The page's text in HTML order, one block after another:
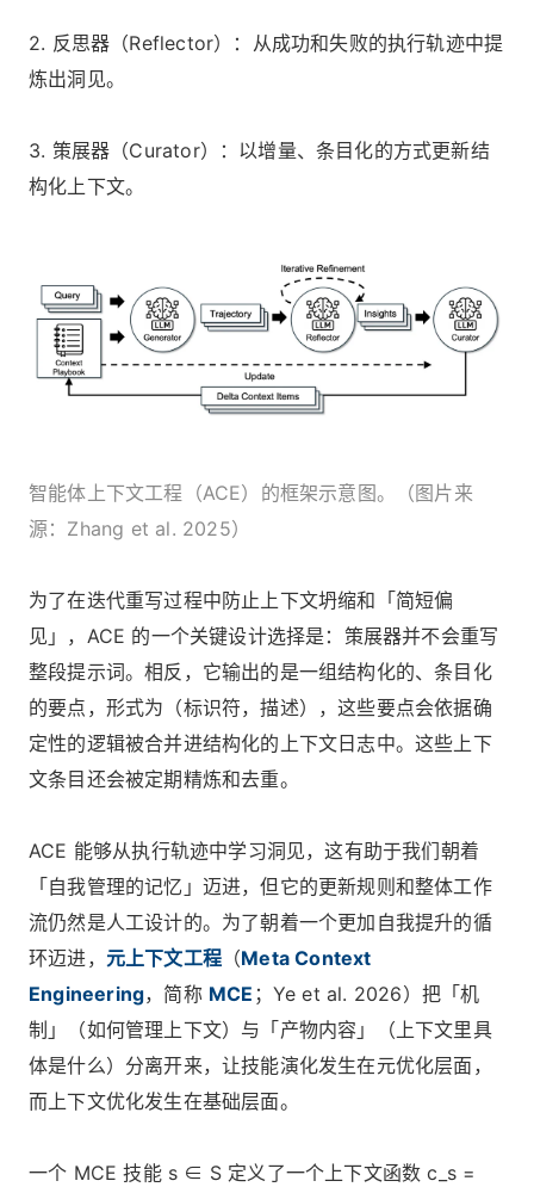
2. 反思器（Reflector）：从成功和失败的执行轨迹中提
炼出洞见。
3. 策展器（Curator）：以增量、条目化的方式更新结
构化上下文。
智能体上下文工程（ACE）的框架示意图。（图片来
源：Zhang et al. 2025）
为了在迭代重写过程中防止上下文坍缩和「简短偏
见」，ACE 的一个关键设计选择是：策展器并不会重写
整段提示词。相反，它输出的是一组结构化的、条目化
的要点，形式为（标识符，描述），这些要点会依据确
定性的逻辑被合并进结构化的上下文日志中。这些上下
文条目还会被定期精炼和去重。
ACE 能够从执行轨迹中学习洞见，这有助于我们朝着
「自我管理的记忆」迈进，但它的更新规则和整体工作
流仍然是人工设计的。为了朝着一个更加自我提升的循
环迈进， 元上下文工程 （Meta Context
Engineering，简称 MCE ；Ye et al. 2026）把「机
制」（如何管理上下文）与「产物内容」（上下文里具
体是什么）分离开来，让技能演化发生在元优化层面，
而上下文优化发生在基础层面。
一个 MCE 技能 s ∈ S 定义了一个上下文函数 c_s =